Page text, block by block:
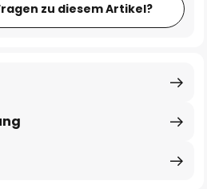
zu diesem Artikel?